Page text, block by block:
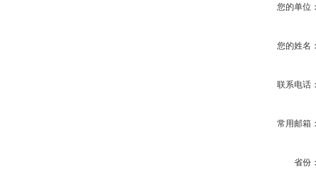
您的单位：
您的姓名：
联系电话：
常用邮箱：
省份：